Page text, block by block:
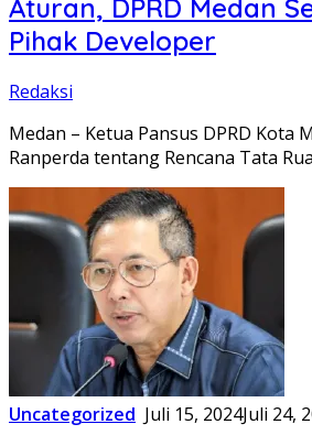
Aturan, DPRD Medan
Pihak Developer
Redaksi
Medan – Ketua Pansus DPRD Kota
Ranperda tentang Rencana Tata
Uncategorized Juli 15, 2024Juli 24,